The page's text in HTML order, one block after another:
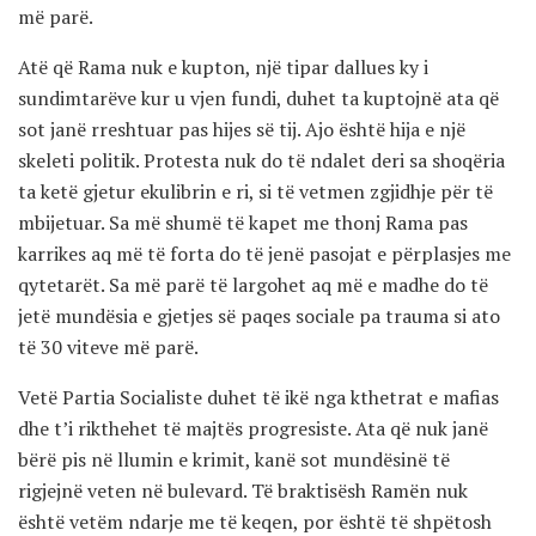
më parë.
Atë që Rama nuk e kupton, një tipar dallues ky i
sundimtarëve kur u vjen fundi, duhet ta kuptojnë ata që
sot janë rreshtuar pas hijes së tij. Ajo është hija e një
skeleti politik. Protesta nuk do të ndalet deri sa shoqëria
ta ketë gjetur ekulibrin e ri, si të vetmen zgjidhje për të
mbijetuar. Sa më shumë të kapet me thonj Rama pas
karrikes aq më të forta do të jenë pasojat e përplasjes me
qytetarët. Sa më parë të largohet aq më e madhe do të
jetë mundësia e gjetjes së paqes sociale pa trauma si ato
të 30 viteve më parë.
Vetë Partia Socialiste duhet të ikë nga kthetrat e mafias
dhe t’i rikthehet të majtës progresiste. Ata që nuk janë
bërë pis në llumin e krimit, kanë sot mundësinë të
rigjejnë veten në bulevard. Të braktisësh Ramën nuk
është vetëm ndarje me të keqen, por është të shpëtosh